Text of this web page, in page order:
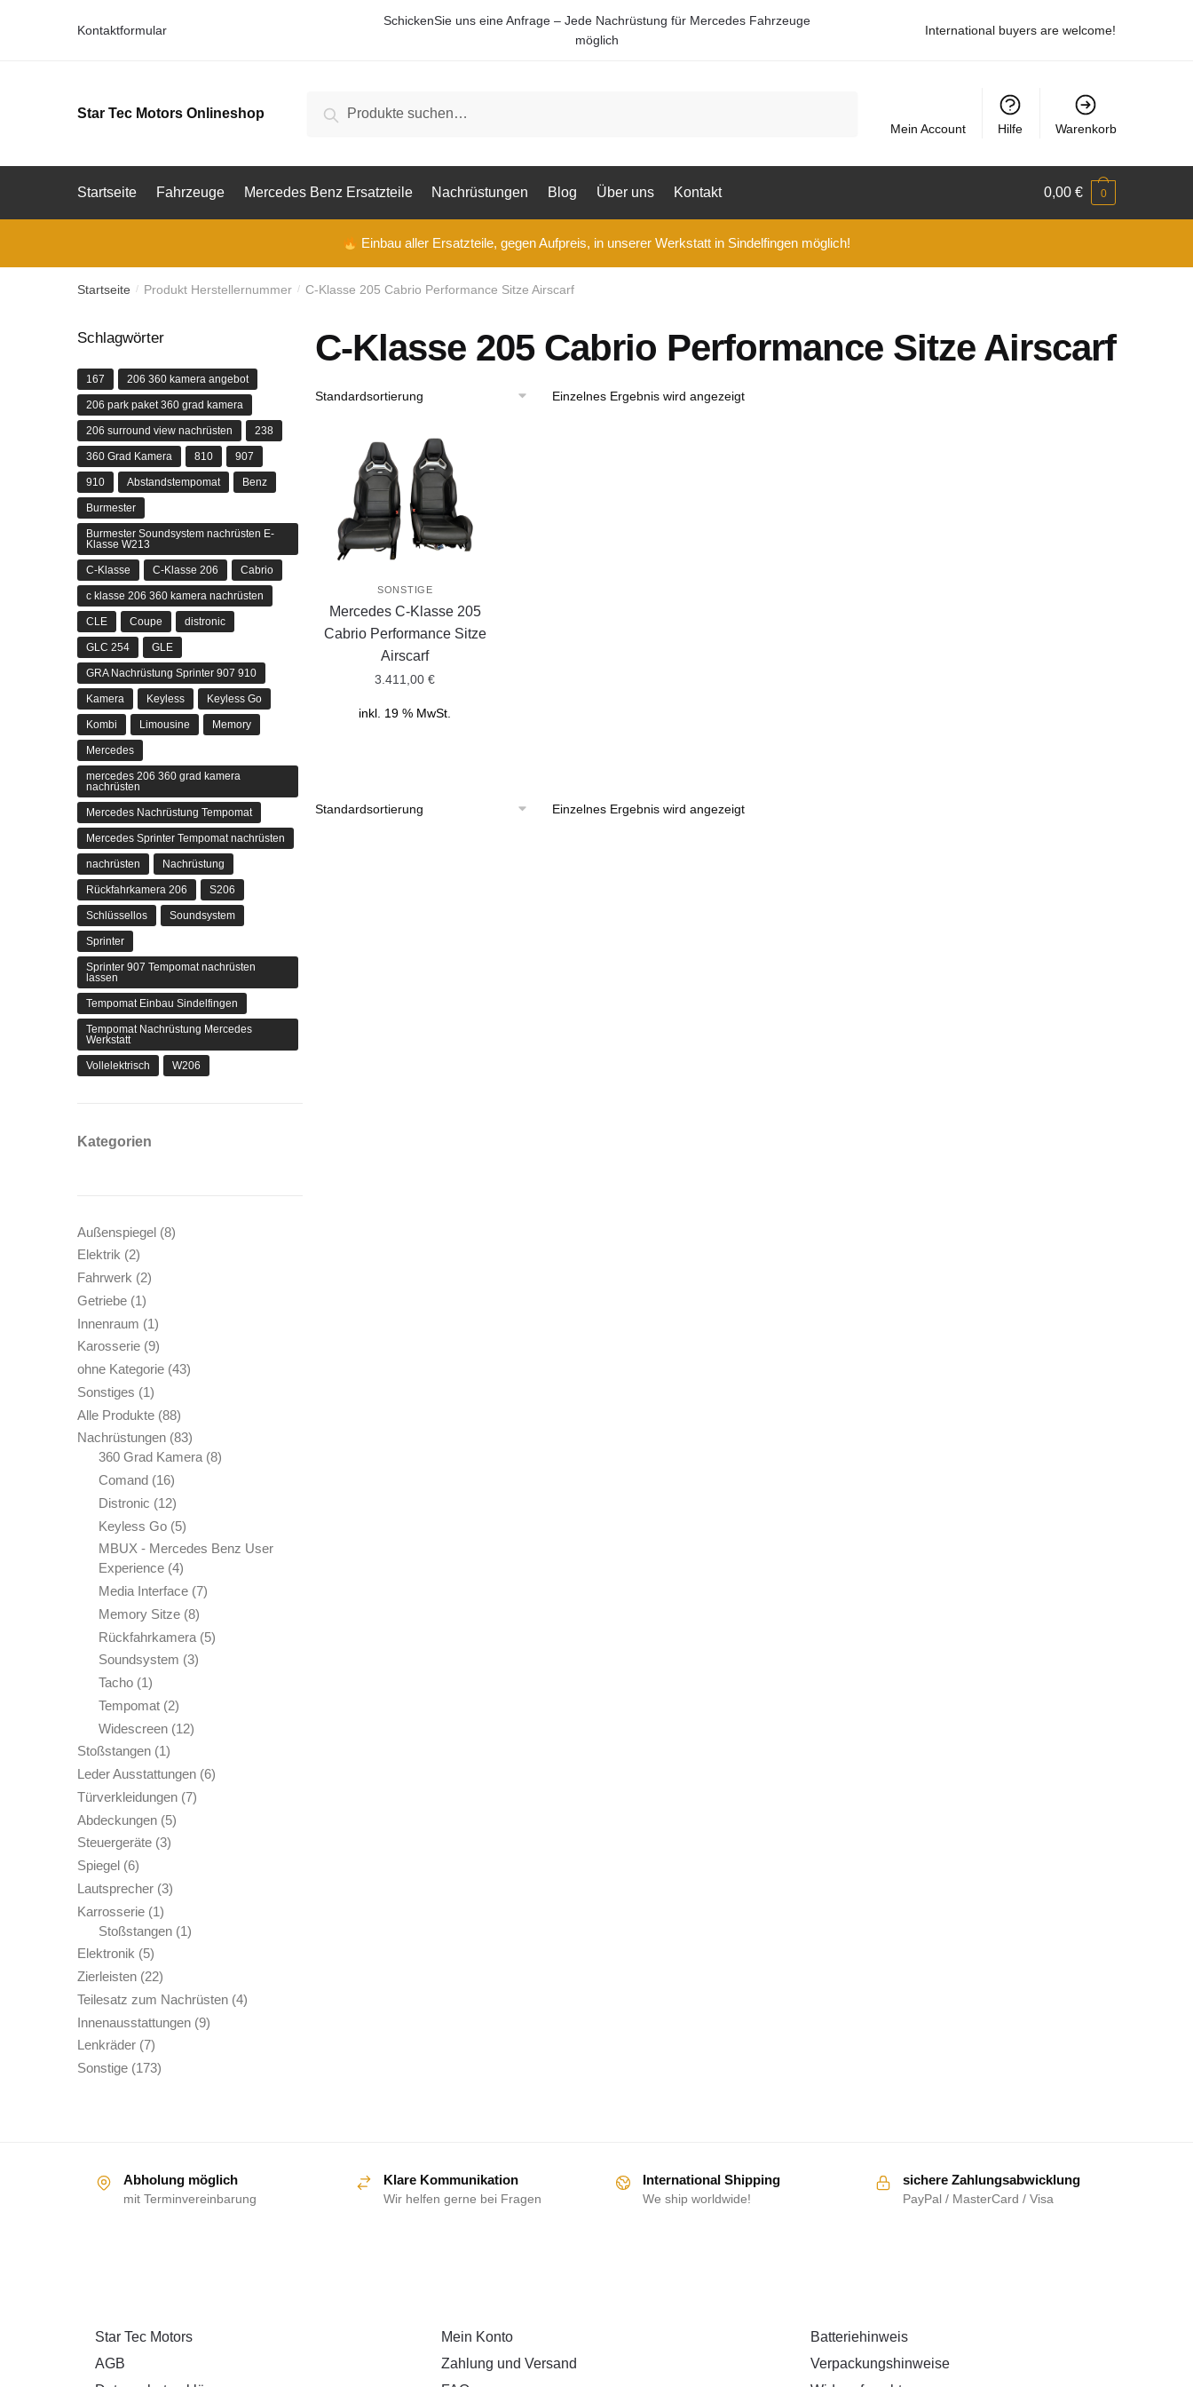
Kontaktformular
SchickenSie uns eine Anfrage – Jede Nachrüstung für Mercedes Fahrzeuge
möglich
International buyers are welcome!
Star Tec Motors Onlineshop
nach:
Suche
Mein Account Hilfe Warenkorb
Startseite Fahrzeuge Mercedes Benz Ersatzteile Nachrüstungen Blog Über uns Kontakt 0,00 € 0
Einbau aller Ersatzteile, gegen Aufpreis, in unserer Werkstatt in Sindelfingen möglich!
Startseite / Produkt Herstellernummer / C-Klasse 205 Cabrio Performance Sitze Airscarf
C-Klasse 205 Cabrio Performance Sitze Airscarf
Einzelnes Ergebnis wird angezeigt
SONSTIGE
Mercedes C-Klasse 205
Cabrio Performance Sitze
Airscarf
3.411,00€
inkl. 19 % MwSt.
Einzelnes Ergebnis wird angezeigt
Schlagwörter
167 206 360 kamera angebot
206 park paket 360 grad kamera
206 surround view nachrüsten 238
360 Grad Kamera 810 907
910 Abstandstempomat Benz
Burmester
Burmester Soundsystem nachrüsten E-
Klasse W213
C-Klasse C-Klasse 206 Cabrio
c klasse 206 360 kamera nachrüsten
CLE Coupe distronic
GLC 254 GLE
GRA Nachrüstung Sprinter 907 910
Kamera Keyless Keyless Go
Kombi Limousine Memory
Mercedes
mercedes 206 360 grad kamera
nachrüsten
Mercedes Nachrüstung Tempomat
Mercedes Sprinter Tempomat nachrüsten
nachrüsten Nachrüstung
Rückfahrkamera 206 S206
Schlüssellos Soundsystem
Sprinter
Sprinter 907 Tempomat nachrüsten
lassen
Tempomat Einbau Sindelfingen
Tempomat Nachrüstung Mercedes
Werkstatt
Vollelektrisch W206
Kategorien
Außenspiegel 88
Elektrik 22
Produkte
Fahrwerk 22
Getriebe 11
Produkt
Innenraum 11
Produkt
Karosserie 99
Produkte
ohne Kategorie 4343
Sonstiges 11
Produkt
Alle Produkte 8888
Produkte
Nachrüstungen 8383
Produkte
360 Grad Kamera 88
Comand 1616
Produkte
Distronic 1212
Produkte
Keyless Go 55
Produkte
MBUX - Mercedes Benz User
Experience 44
Produkte
Media Interface 77
Memory Sitze 88
Produkte
Rückfahrkamera 55
Soundsystem 33
Tacho 11
Produkt
Tempomat 22
Produkte
Widescreen 1212
Stoßstangen 11
Produkt
Leder Ausstattungen 66
Türverkleidungen 77
Abdeckungen 55
Steuergeräte 33
Spiegel 66
Produkte
Lautsprecher 33
Karrosserie 11
Produkt
Stoßstangen 11
Elektronik 55
Produkte
Zierleisten 2222
Produkte
Teilesatz zum Nachrüsten 44
Innenausstattungen 99
Lenkräder 77
Produkte
Sonstige 173173
Abholung möglich
mit Terminvereinbarung
Klare Kommunikation
Wir helfen gerne bei Fragen
International Shipping
We ship worldwide!
sichere Zahlungsabwicklung
PayPal / MasterCard / Visa
Star Tec Motors
AGB
Mein Konto
Zahlung und Versand
Batteriehinweis
Verpackungshinweise